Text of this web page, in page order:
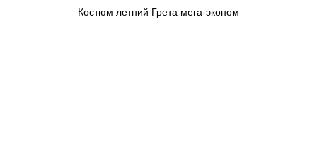
Костюм летний Грета мега-эконом